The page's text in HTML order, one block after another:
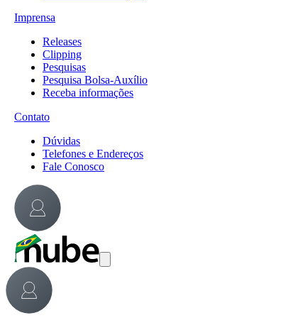
Imprensa
Releases
Clipping
Pesquisas
Pesquisa Bolsa-Auxílio
Receba informações
Contato
Dúvidas
Telefones e Endereços
Fale Conosco